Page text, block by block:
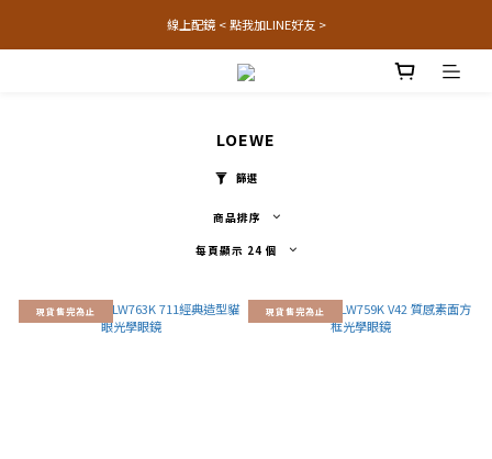
線上配鏡 < 點我加LINE好友 >
LOEWE
篩選
商品排序
每頁顯示 24 個
現貨售完為止 現貨售完為止